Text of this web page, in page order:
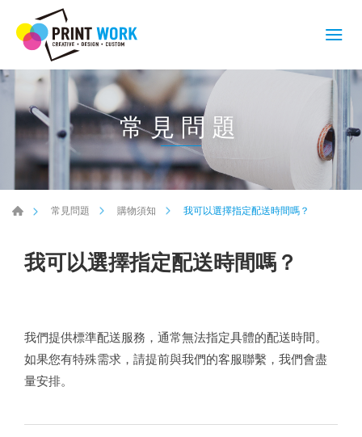
常見問題
常見問題 購物須知 我可以選擇指定配送時間嗎？
我可以選擇指定配送時間嗎？
我們提供標準配送服務，通常無法指定具體的配送時間。
如果您有特殊需求，請提前與我們的客服聯繫，我們會盡
量安排。